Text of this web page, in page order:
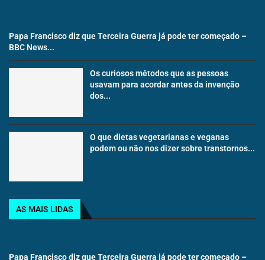
Papa Francisco diz que Terceira Guerra já pode ter começado –
BBC News...
Os curiosos métodos que as pessoas
usavam para acordar antes da invenção
dos...
O que dietas vegetarianas e veganas
podem ou não nos dizer sobre transtornos...
AS MAIS LIDAS
Papa Francisco diz que Terceira Guerra já pode ter começado –